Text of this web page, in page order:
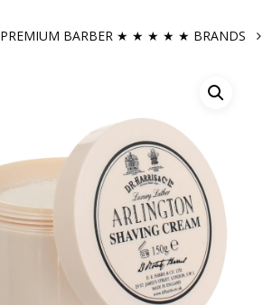
PREMIUM BARBER ★ ★ ★ ★ ★ BRANDS